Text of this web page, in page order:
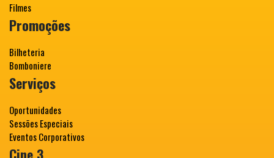
Filmes
Promoções
Bilheteria
Bomboniere
Serviços
Oportunidades
Sessões Especiais
Eventos Corporativos